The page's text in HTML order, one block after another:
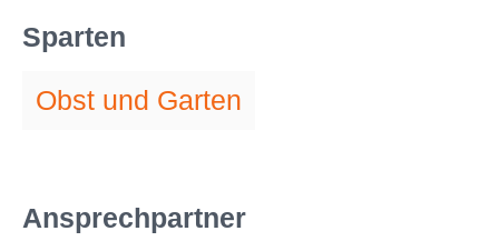
Sparten
Obst und Garten
Ansprechpartner